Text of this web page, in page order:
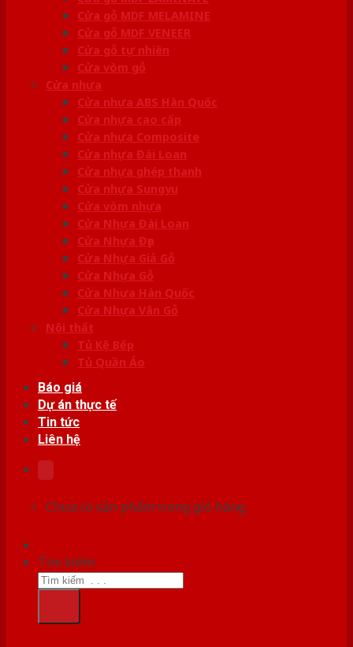
Cửa gỗ MDF MELAMINE
Cửa gỗ MDF VENEER
Cửa gỗ tự nhiên
Cửa vòm gỗ
Cửa nhựa
Cửa nhựa ABS Hàn Quốc
Cửa nhựa cao cấp
Cửa nhựa Composite
Cửa nhựa Đài Loan
Cửa nhựa ghép thanh
Cửa nhựa Sungyu
Cửa vòm nhựa
Cửa Nhựa Đài Loan
Cửa Nhựa Đẹp
Cửa Nhựa Giả Gỗ
Cửa Nhựa Gỗ
Cửa Nhựa Hàn Quốc
Cửa Nhựa Vân Gỗ
Nội thất
Tủ Kệ Bếp
Tủ Quần Áo
Báo giá
Dự án thực tế
Tin tức
Liên hệ
Chưa có sản phẩm trong giỏ hàng.
Tìm kiếm: